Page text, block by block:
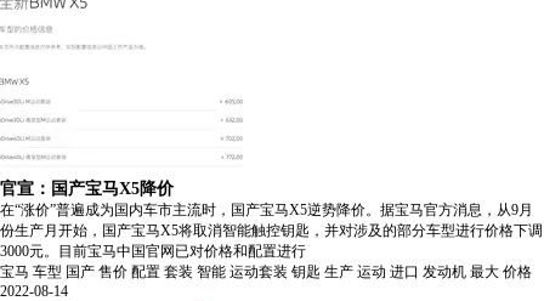
官宣：国产宝马X5降价
在“涨价”普遍成为国内车市主流时，国产宝马X5逆势降价。据宝马官方消息，从9月
份生产月开始，国产宝马X5将取消智能触控钥匙，并对涉及的部分车型进行价格下调
3000元。目前宝马中国官网已对价格和配置进行
宝马 车型 国产 售价 配置 套装 智能 运动套装 钥匙 生产 运动 进口 发动机 最大 价格
2022-08-14